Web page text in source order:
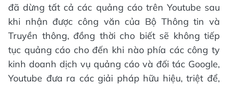
đã dừng tất cả các quảng cáo trên Youtube sau
khi nhận được công văn của Bộ Thông tin và
Truyền thông, đồng thời cho biết sẽ không tiếp
tục quảng cáo cho đến khi nào phía các công ty
kinh doanh dịch vụ quảng cáo và đối tác Google,
Youtube đưa ra các giải pháp hữu hiệu, triệt để,